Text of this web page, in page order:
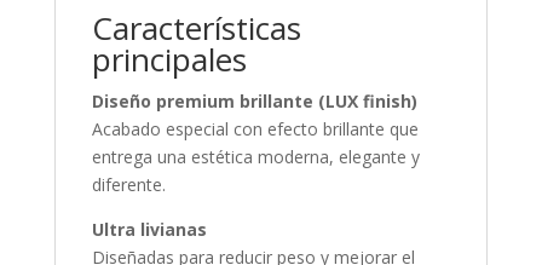
Características
principales
Diseño premium brillante (LUX finish)
Acabado especial con efecto brillante que
entrega una estética moderna, elegante y
diferente.
Ultra livianas
Diseñadas para reducir peso y mejorar el